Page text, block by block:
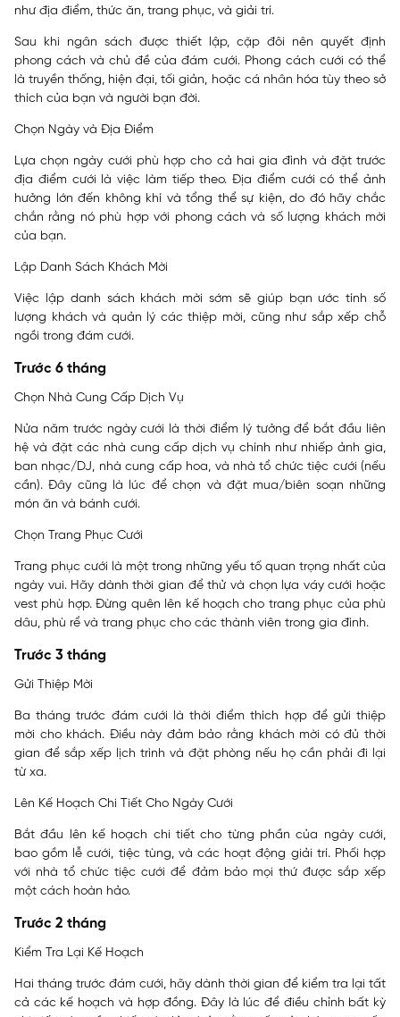
như địa điểm, thức ăn, trang phục, và giải trí.
Sau khi ngân sách được thiết lập, cặp đôi nên quyết định
phong cách và chủ đề của đám cưới. Phong cách cưới có thể
là truyền thống, hiện đại, tối giản, hoặc cá nhân hóa tùy theo sở
thích của bạn và người bạn đời.
Chọn Ngày và Địa Điểm
Lựa chọn ngày cưới phù hợp cho cả hai gia đình và đặt trước
địa điểm cưới là việc làm tiếp theo. Địa điểm cưới có thể ảnh
hưởng lớn đến không khí và tổng thể sự kiện, do đó hãy chắc
chắn rằng nó phù hợp với phong cách và số lượng khách mời
của bạn.
Lập Danh Sách Khách Mời
Việc lập danh sách khách mời sớm sẽ giúp bạn ước tính số
lượng khách và quản lý các thiệp mời, cũng như sắp xếp chỗ
ngồi trong đám cưới.
Trước 6 tháng
Chọn Nhà Cung Cấp Dịch Vụ
Nửa năm trước ngày cưới là thời điểm lý tưởng để bắt đầu liên
hệ và đặt các nhà cung cấp dịch vụ chính như nhiếp ảnh gia,
ban nhạc/DJ, nhà cung cấp hoa, và nhà tổ chức tiệc cưới (nếu
cần). Đây cũng là lúc để chọn và đặt mua/biên soạn những
món ăn và bánh cưới.
Chọn Trang Phục Cưới
Trang phục cưới là một trong những yếu tố quan trọng nhất của
ngày vui. Hãy dành thời gian để thử và chọn lựa váy cưới hoặc
vest phù hợp. Đừng quên lên kế hoạch cho trang phục của phù
dâu, phù rể và trang phục cho các thành viên trong gia đình.
Trước 3 tháng
Gửi Thiệp Mời
Ba tháng trước đám cưới là thời điểm thích hợp để gửi thiệp
mời cho khách. Điều này đảm bảo rằng khách mời có đủ thời
gian để sắp xếp lịch trình và đặt phòng nếu họ cần phải đi lại
từ xa.
Lên Kế Hoạch Chi Tiết Cho Ngày Cưới
Bắt đầu lên kế hoạch chi tiết cho từng phần của ngày cưới,
bao gồm lễ cưới, tiệc tùng, và các hoạt động giải trí. Phối hợp
với nhà tổ chức tiệc cưới để đảm bảo mọi thứ được sắp xếp
một cách hoàn hảo.
Trước 2 tháng
Kiểm Tra Lại Kế Hoạch
Hai tháng trước đám cưới, hãy dành thời gian để kiểm tra lại tất
cả các kế hoạch và hợp đồng. Đây là lúc để điều chỉnh bất kỳ